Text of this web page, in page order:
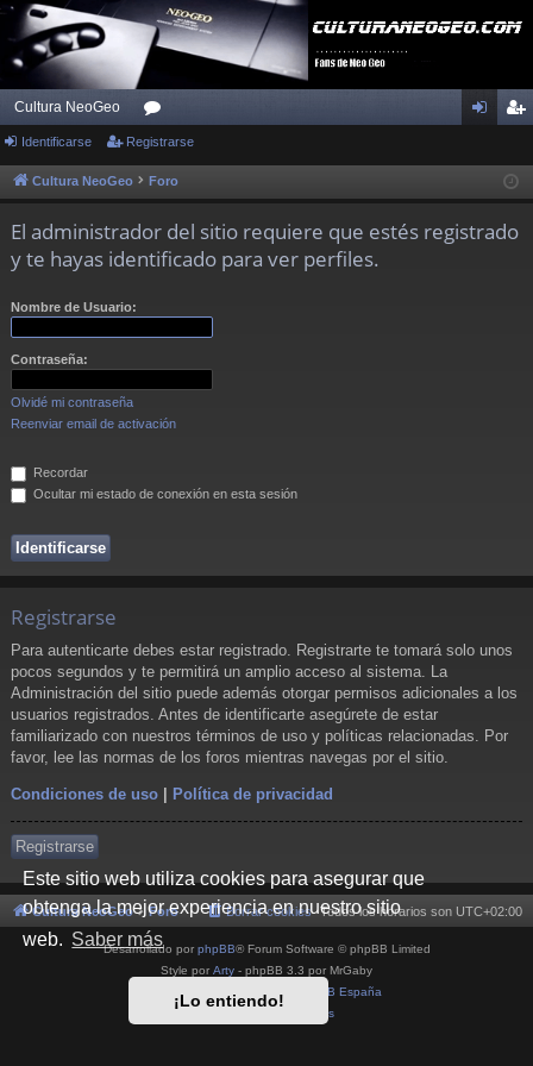
Este sitio web utiliza cookies para asegurar que
obtenga la mejor experiencia en nuestro sitio
web. Saber más
¡Lo entiendo!
Cultura NeoGeo
or
os ist
Identificarse Registrarse
Cultura NeoGeo Foro
El administrador del sitio requiere que estés registrado
y te hayas identificado para ver perfiles.
Nombre de Usuario:
Contraseña:
Olvidé mi contraseña
Reenviar email de activación
Recordar
Ocultar mi estado de conexión en esta sesión
Registrarse
Para autenticarte debes estar registrado. Registrarte te tomará solo unos
pocos segundos y te permitirá un amplio acceso al sistema. La
Administración del sitio puede además otorgar permisos adicionales a los
usuarios registrados. Antes de identificarte asegúrete de estar
familiarizado con nuestros términos de uso y políticas relacionadas. Por
favor, lee las normas de los foros mientras navegas por el sitio.
Condiciones de uso Política de privacidad
Registrarse
Cultura NeoGeo Foro Todos los horarios son UTC+02:00
Borrar cookies
Desarrollado por phpBB® Forum Software © phpBB Limited
Style por Arty - phpBB 3.3 por MrGaby
phpBB España
Condiciones